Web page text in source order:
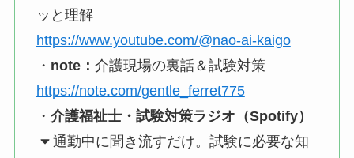
ッと理解
https://www.youtube.com/@nao-ai-kaigo
・ note： 介護現場の裏話＆試験対策
https://note.com/gentle_ferret775
・ 介護福祉士・試験対策ラジオ（Spotify）
通勤中に聞き流すだけ。試験に必要な知